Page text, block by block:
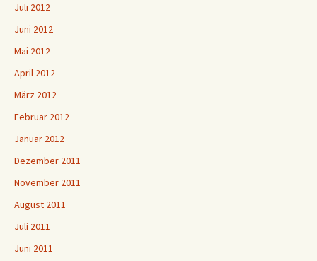
Juli 2012
Juni 2012
Mai 2012
April 2012
März 2012
Februar 2012
Januar 2012
Dezember 2011
November 2011
August 2011
Juli 2011
Juni 2011